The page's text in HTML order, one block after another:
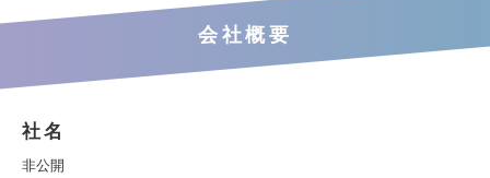
会社概要
社名
非公開